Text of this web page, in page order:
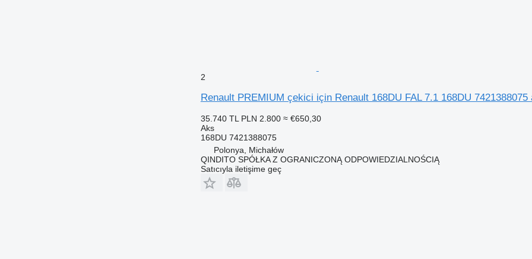
2
Renault PREMIUM çekici için Renault 168DU FAL 7.1 168DU 7421388075
35.740 TL PLN 2.800 ≈ €650,30
Aks
168DU 7421388075
Polonya, Michałów
QINDITO SPÓŁKA Z OGRANICZONĄ ODPOWIEDZIALNOŚCIĄ
Satıcıyla iletişime geç